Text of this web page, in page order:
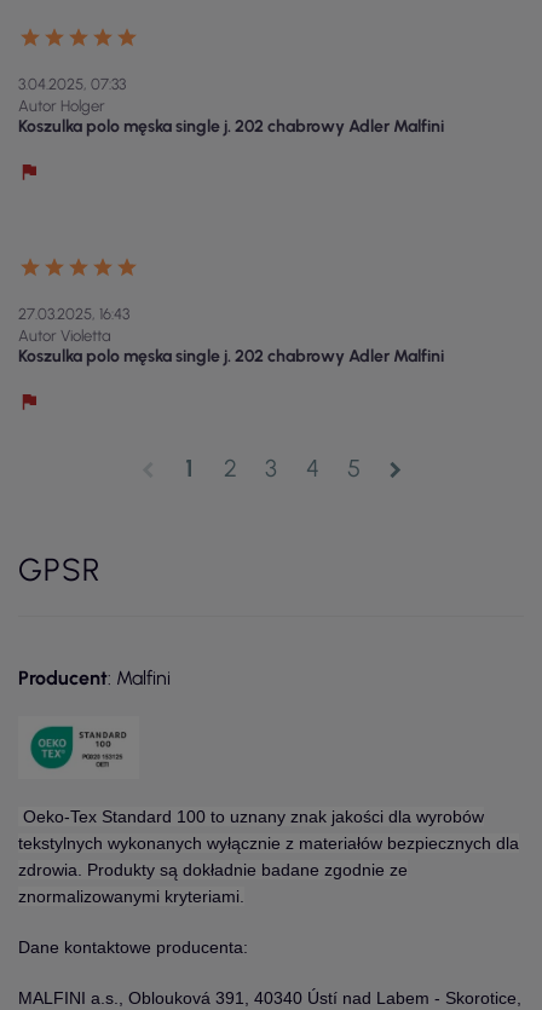
3.04.2025, 07:33
Autor Holger
Koszulka polo męska single j. 202 chabrowy Adler Malfini
27.03.2025, 16:43
Autor Violetta
Koszulka polo męska single j. 202 chabrowy Adler Malfini
1 2 3 4 5 chevron_right
GPSR
Producent: Malfini
Oeko-Tex Standard 100 to uznany znak jakości dla wyrobów
tekstylnych wykonanych wyłącznie z materiałów bezpiecznych dla
zdrowia. Produkty są dokładnie badane zgodnie ze
znormalizowanymi kryteriami.
Dane kontaktowe producenta:
MALFINI a.s., Oblouková 391, 40340 Ústí nad Labem - Skorotice,